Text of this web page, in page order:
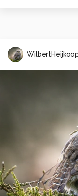
WilbertHeijkoop